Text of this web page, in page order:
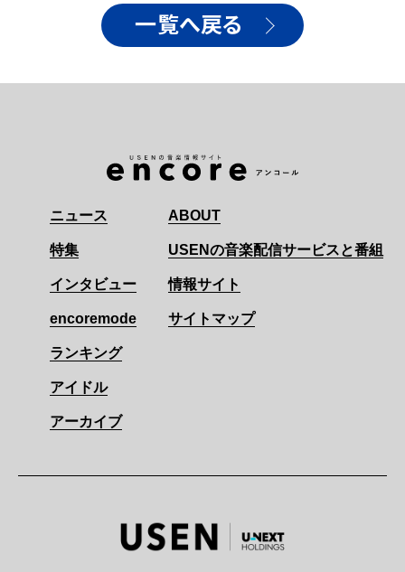
一覧へ戻る
ニュース
特集
インタビュー
encoremode
ランキング
アイドル
アーカイブ
ABOUT
USENの音楽配信サービスと番組
情報サイト
サイトマップ